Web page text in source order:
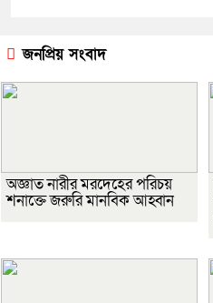
জনপ্রিয় সংবাদ
অজ্ঞাত নারীর মরদেহের পরিচয়
শনাক্তে জরুরি মানবিক আহ্বান